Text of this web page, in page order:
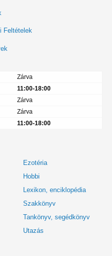
Feltételek
Zárva
11:00-18:00
Zárva
Zárva
11:00-18:00
Ezotéria
Hobbi
Lexikon, enciklopédia
Szakkönyv
Tankönyv, segédkönyv
Utazás